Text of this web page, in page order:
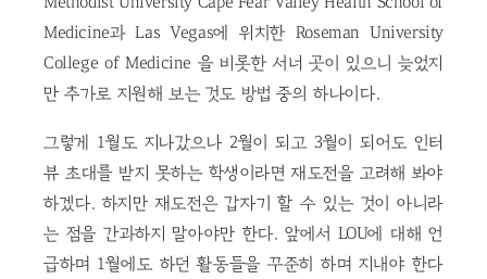
Medicine과 Las Vegas에 위치한 Roseman University
College of Medicine 을 비롯한 서너 곳이 있으니 늦었지
만 추가로 지원해 보는 것도 방법 중의 하나이다.
그렇게 1월도 지나갔으나 2월이 되고 3월이 되어도 인터
뷰 초대를 받지 못하는 학생이라면 재도전을 고려해 봐야
하겠다. 하지만 재도전은 갑자기 할 수 있는 것이 아니라
는 점을 간과하지 말아야만 한다. 앞에서 LOU에 대해 언
급하며 1월에도 하던 활동들을 꾸준히 하며 지내야 한다